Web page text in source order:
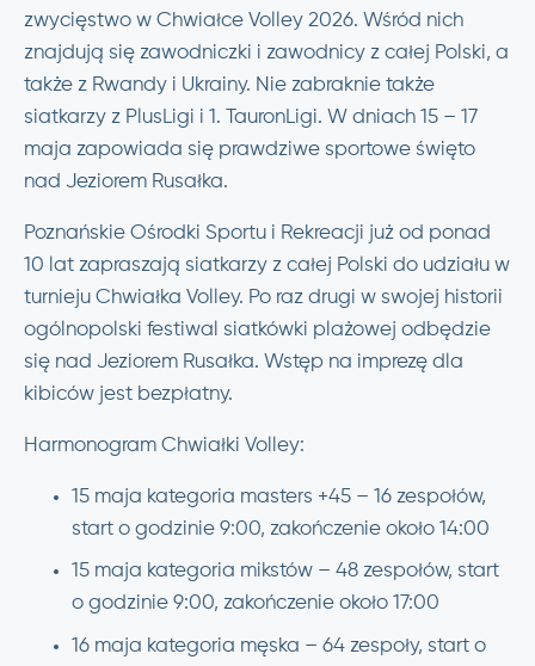
zwycięstwo w Chwiałce Volley 2026. Wśród nich
znajdują się zawodniczki i zawodnicy z całej Polski, a
także z Rwandy i Ukrainy. Nie zabraknie także
siatkarzy z PlusLigi i 1. TauronLigi. W dniach 15 – 17
maja zapowiada się prawdziwe sportowe święto
nad Jeziorem Rusałka.
Poznańskie Ośrodki Sportu i Rekreacji już od ponad
10 lat zapraszają siatkarzy z całej Polski do udziału w
turnieju Chwiałka Volley. Po raz drugi w swojej historii
ogólnopolski festiwal siatkówki plażowej odbędzie
się nad Jeziorem Rusałka. Wstęp na imprezę dla
kibiców jest bezpłatny.
Harmonogram Chwiałki Volley:
15 maja kategoria masters +45 – 16 zespołów,
start o godzinie 9:00, zakończenie około 14:00
15 maja kategoria mikstów – 48 zespołów, start
o godzinie 9:00, zakończenie około 17:00
16 maja kategoria męska – 64 zespoły, start o